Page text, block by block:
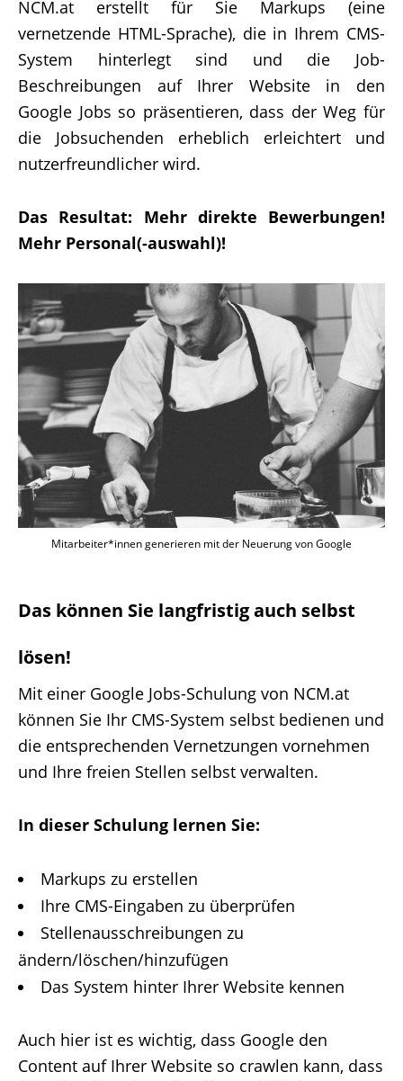
NCM.at erstellt für Sie Markups (eine
vernetzende HTML-Sprache), die in Ihrem CMS-
System hinterlegt sind und die Job-
Beschreibungen auf Ihrer Website in den
Google Jobs so präsentieren, dass der Weg für
die Jobsuchenden erheblich erleichtert und
nutzerfreundlicher wird.
Das Resultat: Mehr direkte Bewerbungen!
Mehr Personal(-auswahl)!
Mitarbeiter*innen generieren mit der Neuerung von Google
Das können Sie langfristig auch selbst
lösen!
Mit einer Google Jobs-Schulung von NCM.at
können Sie Ihr CMS-System selbst bedienen und
die entsprechenden Vernetzungen vornehmen
und Ihre freien Stellen selbst verwalten.
In dieser Schulung lernen Sie:
Markups zu erstellen
Ihre CMS-Eingaben zu überprüfen
Stellenausschreibungen zu
ändern/löschen/hinzufügen
Das System hinter Ihrer Website kennen
Auch hier ist es wichtig, dass Google den
Content auf Ihrer Website so crawlen kann, dass